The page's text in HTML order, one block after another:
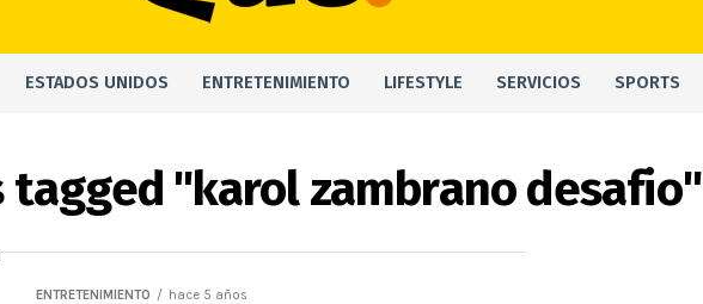
ESTADOS UNIDOS ENTRETENIMIENTO LIFESTYLE SERVICIOS SPORTS
tagged "karol zambrano desafio"
ENTRETENIMIENTO hace 5 años